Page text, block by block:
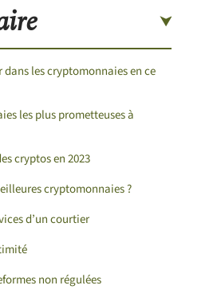
les cryptomonnaies en ce
les plus prometteuses à
cryptos en 2023
cryptomonnaies ?
d’un courtier
non régulées